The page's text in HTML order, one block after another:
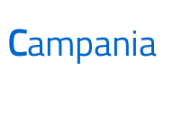
ampania